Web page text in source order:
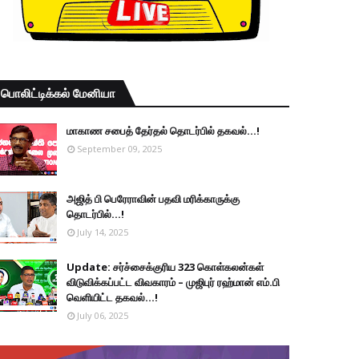
பொலிட்டிக்கல் மேனியா
மாகாண சபைத் தேர்தல் தொடர்பில் தகவல்...!
September 09, 2025
அஜித் பி பெரேராவின் பதவி மரிக்காருக்கு
தொடர்பில்...!
July 14, 2025
Update: சர்ச்சைக்குரிய 323 கொள்கலன்கள்
விடுவிக்கப்பட்ட விவகாரம் – முஜிபுர் ரஹ்மான் எம்.பி
வெளியிட்ட தகவல்...!
July 06, 2025